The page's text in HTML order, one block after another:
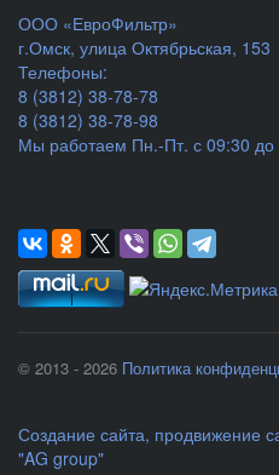
ООО «ЕвроФильтр»
г.Омск, улица Октябрьская, 153
Телефоны:
8 (3812) 38-78-78
8 (3812) 38-78-98
Мы работаем Пн.-Пт. с 09:30
© 2013 - 2026 Политика
Создание сайта, продвижение
"AG group"